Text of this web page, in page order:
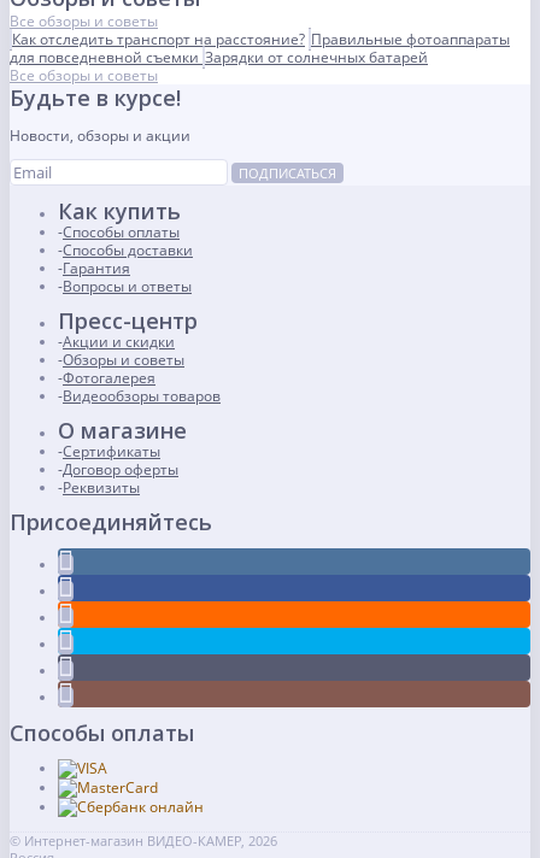
Все обзоры и советы
Как отследить транспорт на расстояние? Правильные фотоаппараты
для повседневной съемки Зарядки от солнечных батарей
Все обзоры и советы
Будьте в курсе!
Новости, обзоры и акции
ПОДПИСАТЬСЯ
Как купить
Способы оплаты
Способы доставки
Гарантия
Вопросы и ответы
Пресс-центр
Акции и скидки
Обзоры и советы
Фотогалерея
Видеообзоры товаров
О магазине
Сертификаты
Договор оферты
Реквизиты
Присоединяйтесь
Способы оплаты
© Интернет-магазин ВИДЕО-КАМЕР, 2026